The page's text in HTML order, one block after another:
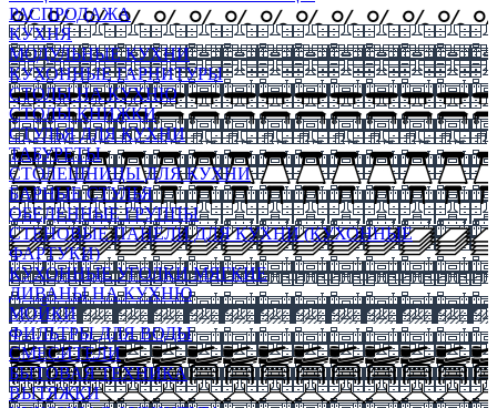
РАСПРОДАЖА
КУХНЯ
МОДУЛЬНЫЕ КУХНИ
КУХОННЫЕ ГАРНИТУРЫ
СТОЛЫ НА КУХНЮ
СТОЛЫ КНИЖКИ
СТУЛЬЯ ДЛЯ КУХНИ
ТАБУРЕТЫ
СТОЛЕШНИЦЫ ДЛЯ КУХНИ
БАРНЫЕ СТУЛЬЯ
ОБЕДЕННЫЕ ГРУППЫ
СТЕНОВЫЕ ПАНЕЛИ ДЛЯ КУХНИ (КУХОННЫЕ
ФАРТУКИ)
КУХОННЫЕ УГОЛКИ МЯГКИЕ
ДИВАНЫ НА КУХНЮ
МОЙКИ
ФИЛЬТРЫ ДЛЯ ВОДЫ
СМЕСИТЕЛИ
БЫТОВАЯ ТЕХНИКА
ВЫТЯЖКИ